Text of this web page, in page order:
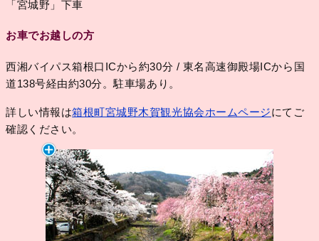
「宮城野」下車
お車でお越しの方
西湘バイパス箱根口ICから約30分 / 東名高速御殿場ICから国
道138号経由約30分。駐車場あり。
詳しい情報は箱根町宮城野木賀観光協会ホームページにてご
確認ください。